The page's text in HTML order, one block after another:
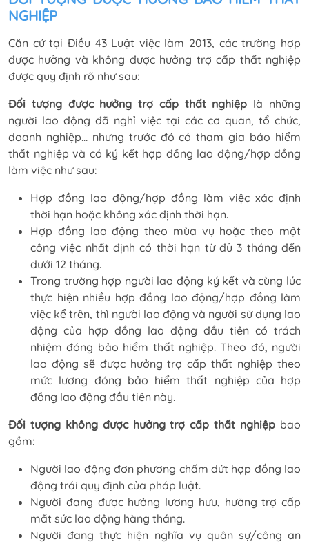
NGHIỆP
Căn cứ tại Điều 43 Luật việc làm 2013, các trường hợp
được hưởng và không được hưởng trợ cấp thất nghiệp
được quy định rõ như sau:
Đối tượng được hưởng trợ cấp thất nghiệp là những
người lao động đã nghỉ việc tại các cơ quan, tổ chức,
doanh nghiệp… nhưng trước đó có tham gia bảo hiểm
thất nghiệp và có ký kết hợp đồng lao động/hợp đồng
làm việc như sau:
Hợp đồng lao động/hợp đồng làm việc xác định
thời hạn hoặc không xác định thời hạn.
Hợp đồng lao động theo mùa vụ hoặc theo một
công việc nhất định có thời hạn từ đủ 3 tháng đến
dưới 12 tháng.
Trong trường hợp người lao động ký kết và cùng lúc
thực hiện nhiều hợp đồng lao động/hợp đồng làm
việc kể trên, thì người lao động và người sử dụng lao
động của hợp đồng lao động đầu tiên có trách
nhiệm đóng bảo hiểm thất nghiệp. Theo đó, người
lao động sẽ được hưởng trợ cấp thất nghiệp theo
mức lương đóng bảo hiểm thất nghiệp của hợp
đồng lao động đầu tiên này.
Đối tượng không được hưởng trợ cấp thất nghiệp bao
gồm:
Người lao động đơn phương chấm dứt hợp đồng lao
động trái quy định của pháp luật.
Người đang được hưởng lương hưu, hưởng trợ cấp
mất sức lao động hàng tháng.
Người đang thực hiện nghĩa vụ quân sự/công an